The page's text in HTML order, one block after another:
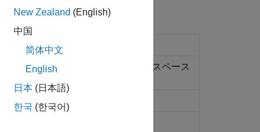
(R2021b 以降)
オブジェクトをローカル ワークスペース
New Zealand (English)
中国
简体中文
English
日本 (日本語)
한국 (한국어)